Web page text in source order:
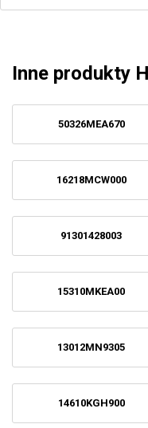
Inne produkty
50326MEA670
16218MCW000
91301428003
15310MKEA00
13012MN9305
14610KGH900